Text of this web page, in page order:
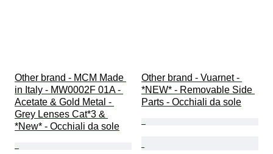
Other brand - MCM Made
in Italy - MW0002F 01A -
Acetate & Gold Metal -
Grey Lenses Cat*3 &
*New* - Occhiali da sole
Other brand - Vuarnet -
*NEW* - Removable Side
Parts - Occhiali da sole